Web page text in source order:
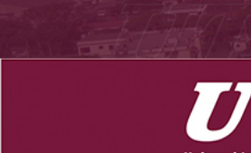
contenido